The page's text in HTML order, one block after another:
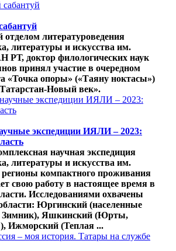
литературоведения
литературы и искусства им.
РТ, доктор филологических наук
принял участие в очередном
«Точка опоры» («Таяну ноктасы»)
Новый век».
экспедиции ИЯЛИ – 2023:
научная экспедиция
литературы и искусства им.
компактного проживания
свою работу в настоящее время в
Исследованиями охвачены
Юргинский (населенные
Зимник), Яшкинский (Юрты,
Ижморский (Теплая ...